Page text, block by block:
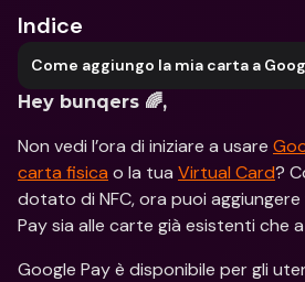
Indice
Come aggiungo la mia carta a
Hey bunqers 🌈,
Non vedi l’ora di iniziare a usare
carta fisica o la tua Virtual Card?
dotato di NFC, ora puoi
Pay sia alle carte già esistenti che
Google Pay è disponibile per gli